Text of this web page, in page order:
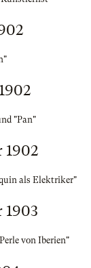
"Pan"
1902
als Elektriker"
1903
von Iberien"